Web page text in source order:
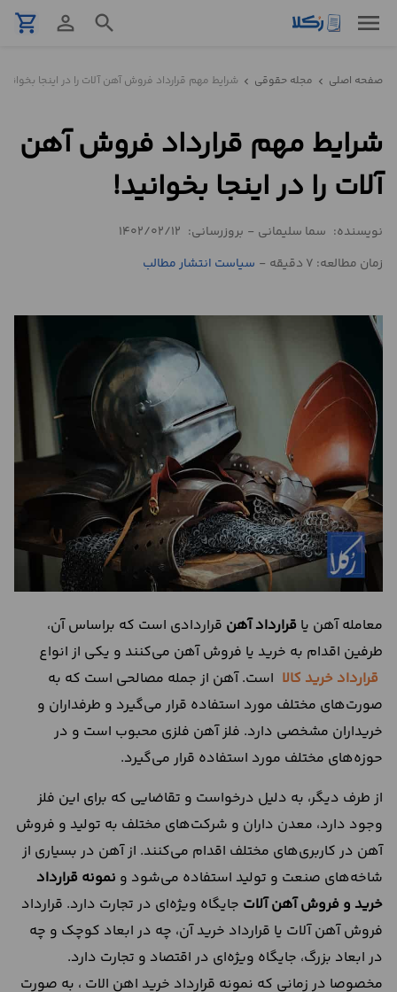
menu
search
person_outline
shopping_cart
نمونه
تنظیم
قرارداد
حقوقی
تلفنی
محاسبه
آنلاین
درباره
ما
تماس
با
ما
صفحه اصلی chevron_left مجله حقوقی chevron_left شرایط مهم قرارداد فروش آهن آلات را در اینجا بخوانید!
شرایط مهم قرارداد فروش آهن
آلات را در اینجا بخوانید!
نویسنده: سما سلیمانی - بروزرسانی: 1402/02/12
زمان مطالعه: 7 دقیقه
- سیاست انتشار مطالب
معامله آهن یا قرارداد آهن قراردادی است که براساس آن،
طرفین اقدام به خرید یا فروش آهن می‌کنند و یکی از انواع
قرارداد خرید کالا است. آهن از جمله مصالحی است که به
صورت‌های مختلف مورد استفاده قرار می‌گیرد و طرفداران و
خریداران مشخصی دارد. فلز آهن فلزی محبوب است و در
حوزه‌های مختلف مورد استفاده قرار می‌گیرد.
از طرف دیگر، به دلیل درخواست و تقاضایی که برای این فلز
وجود دارد، معدن‌ داران و شرکت‌های مختلف به تولید و فروش
آهن در کاربری‌های مختلف اقدام می‌کنند. از آهن در بسیاری از
شاخه‌های صنعت و تولید استفاده می‌شود و نمونه قرارداد
خرید و فروش آهن آلات جایگاه ویژه‌ای در تجارت دارد. قرارداد
فروش آهن آلات یا قرارداد خرید آن، چه در ابعاد کوچک و چه
در ابعاد بزرگ، جایگاه ویژه‌ای در اقتصاد و تجارت دارد.
مخصوصا در زمانی که نمونه قرارداد خرید اهن الات ، به صورت